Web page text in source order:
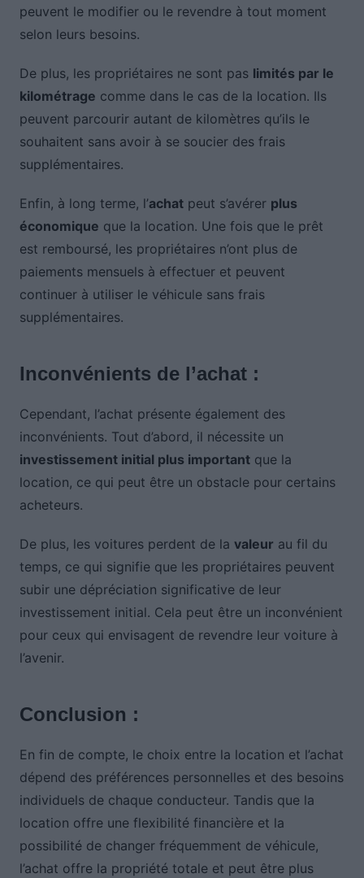
peuvent le modifier ou le revendre à tout moment
selon leurs besoins.
De plus, les propriétaires ne sont pas limités par le
kilométrage comme dans le cas de la location. Ils
peuvent parcourir autant de kilomètres qu’ils le
souhaitent sans avoir à se soucier des frais
supplémentaires.
Enfin, à long terme, l’achatpeut s’avérer plus
économique que la location. Une fois que le prêt
est remboursé, les propriétaires n’ont plus de
paiements mensuels à effectuer et peuvent
continuer à utiliser le véhicule sans frais
supplémentaires.
Inconvénients de l’achat :
Cependant, l’achat présente également des
inconvénients. Tout d’abord, il nécessite un
investissement initial plus importantque la
location, ce qui peut être un obstacle pour certains
acheteurs.
De plus, les voitures perdent de la valeur au fil du
temps, ce qui signifie que les propriétaires peuvent
subir une dépréciation significative de leur
investissement initial. Cela peut être un inconvénient
pour ceux qui envisagent de revendre leur voiture à
l’avenir.
Conclusion :
En fin de compte, le choix entre la location et l’achat
dépend des préférences personnelles et des besoins
individuels de chaque conducteur. Tandis que la
location offre une flexibilité financière et la
possibilité de changer fréquemment de véhicule,
l’achat offre la propriété totale et peut être plus